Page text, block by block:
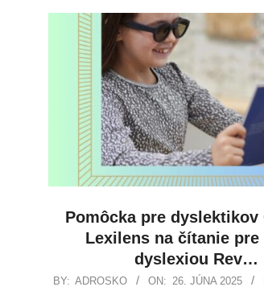
Pomôcka pre dyslektikov
Lexilens na čítanie
dyslexiou Rev…
BY: ADROSKO ON: 26. JÚNA 2025